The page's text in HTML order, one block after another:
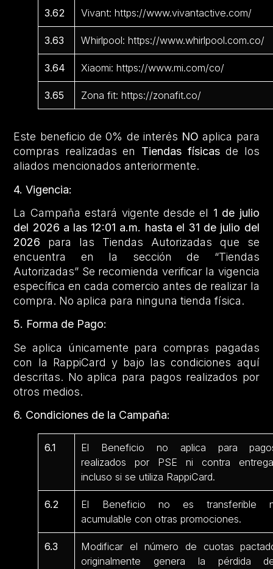
3.62 Vivant: https://www.vivantactive.com/
3.63 Whirlpool: https://www.whirlpool.com.co/
3.64 Xiaomi: https://www.mi.com/co/
3.65 Zona fit: https://zonafit.co/
Este beneficio de 0% de interés NOaplica para
compras realizadas en Tiendas físicasde los
aliados mencionados anteriormente.
4. Vigencia:
La Campaña estará vigente desde el 1 de julio
del 2026 a las 12:01 a.m. hasta el 31 de julio del
2026 para las Tiendas Autorizadas que se
encuentra en la sección de “Tiendas
Autorizadas” Se recomienda verificar la vigencia
específica en cada comercio antes de realizar la
compra. No aplica para ninguna tienda física.
5. Forma de Pago:
Se aplica únicamente para compras pagadas
con la RappiCard y bajo las condiciones aquí
descritas. No aplica para pagos realizados por
otros medios.
6. Condiciones de la Campaña:
6.1
El Beneficio no aplica para
realizados por PSE ni contra
incluso si se utiliza RappiCard.
6.2
El Beneficio no es transferible
acumulable con otras promociones.
6.3
Modificar el número de cuotas
originalmente genera la pérdida